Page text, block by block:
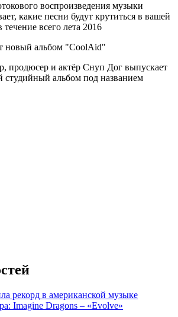
воспроизведения музыки
какие песни будут крутиться в вашей
течение всего лета 2016
новый альбом "CoolAid"
продюсер и актёр Снуп Дог выпускает
студийный альбом под названием
рекорд в американской музыке
Imagine Dragons – «Evolve»